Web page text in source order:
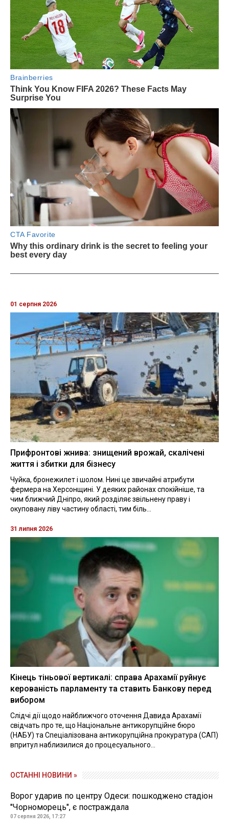
01 серпня 2026
Прифронтові жнива: знищений врожай, скалічені
життя і збитки для бізнесу
Чуйка, бронежилет і шолом. Нині це звичайні атрибути
фермера на Херсонщині. У деяких районах спокійніше, та
чим ближчий Дніпро, який розділяє звільнену праву і
окуповану ліву частину області, тим біль...
31 липня 2026
Кінець тіньової вертикалі: справа Арахамії руйнує
керованість парламенту та ставить Банкову перед
вибором
Слідчі дії щодо найближчого оточення Давида Арахамії
свідчать про те, що Національне антикорупційне бюро
(НАБУ) та Спеціалізована антикорупційна прокуратура (САП)
впритул наблизилися до процесуального...
ОСТАННІ НОВИНИ »
Ворог ударив по центру Одеси: пошкоджено стадіон
"Чорноморець", є постраждала
07 серпня 2026, 17:27